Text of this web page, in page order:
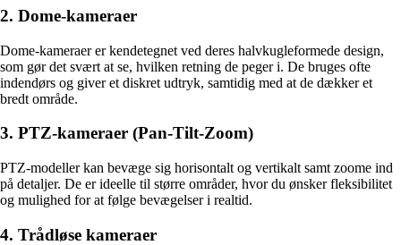
2. Dome-kameraer
Dome-kameraer er kendetegnet ved deres halvkugleformede design,
som gør det svært at se, hvilken retning de peger i. De bruges ofte
indendørs og giver et diskret udtryk, samtidig med at de dækker et
bredt område.
3. PTZ-kameraer (Pan-Tilt-Zoom)
PTZ-modeller kan bevæge sig horisontalt og vertikalt samt zoome ind
på detaljer. De er ideelle til større områder, hvor du ønsker fleksibilitet
og mulighed for at følge bevægelser i realtid.
4. Trådløse kameraer